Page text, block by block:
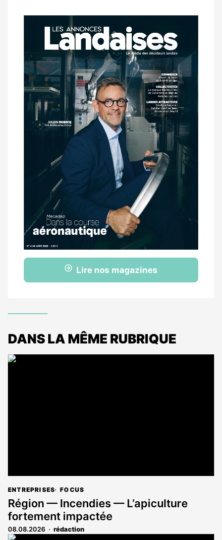
aux
abonnés
Notre
dernier
magazine
Lire nos magazines
DANS LA MÊME RUBRIQUE
ENTREPRISES FOCUS
Région — Incendies — L’apiculture
fortement impactée
08.08.2026 rédaction